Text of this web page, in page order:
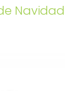
Navidad